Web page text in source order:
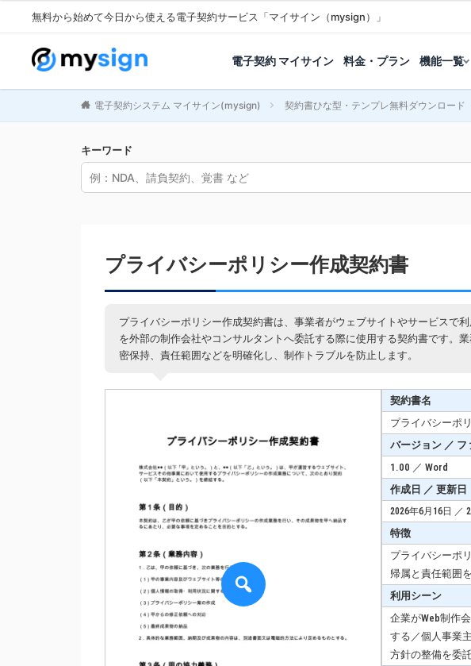
無料から始めて今日から使える電子契約サービス「マイサイン（mysign）」
電子契約 マイサイン 料金・プラン 機能一覧
電子契約システム マイサイン(mysign) 契約書ひな型・テンプレ無料ダウンロード
キーワード
プライバシーポリシー作成契約書
プライバシーポリシー作成契約書は、事業者がウェブサイトやサービスで
を外部の制作会社やコンサルタントへ委託する際に使用する契約書です。
密保持、責任範囲などを明確化し、制作トラブルを防止します。
契約書名
プライバシーポ
バージョン ／ フ
1.00 ／ Word
作成日 ／ 更新日
2026年6月16日 ／
特徴
プライバシーポ
帰属と責任範囲
利用シーン
企業がWeb制作
する／個人事業
方針の整備を委